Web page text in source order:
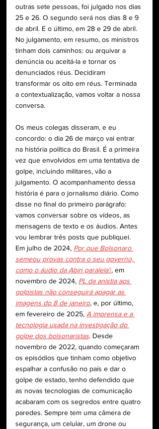
outras sete pessoas, foi julgado nos dias
25 e 26. O segundo será nos dias 8 e 9
de abril. E o último, em 28 e 29 de abril.
No julgamento, em resumo, os ministros
tinham dois caminhos: ou arquivar a
denúncia ou aceitá-la e tornar os
denunciados réus. Decidiram
transformar os oito em réus. Terminada
a contextualização, vamos voltar a nossa
conversa.
Os meus colegas disseram, e eu
concordo: o dia 26 de março vai entrar
na história política do Brasil. É a primeira
vez que envolvidos em uma tentativa de
golpe, incluindo militares, vão a
julgamento. O acompanhamento dessa
história é para o jornalismo diário. Como
disse no final do primeiro parágrafo:
vamos conversar sobre os vídeos, as
mensagens de texto e os áudios. Antes
vou lembrar três posts que publiquei.
Em julho de 2024, Por que Bolsonaro
semeou provas contra o seu governo,
como o áudio da Abin paralela?, em
novembro de 2024, PL da anistia aos
golpistas não conseguirá apagar as
imagens do 8 de janeiro, e, por último,
em fevereiro de 2025, A imprensa e a
tecnologia usada na investigação do
golpe dos bolsonaristas. Desde
novembro de 2022, quando começaram
os episódios que tinham como objetivo
espalhar a confusão no país e dar o
golpe de estado, tenho defendido que
as novas tecnologias de comunicação
acabaram com os segredos entre quatro
paredes. Sempre tem uma câmera de
segurança, um celular, um drone ou